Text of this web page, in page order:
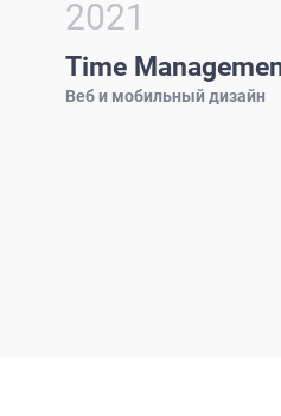
2021
Time
Веб и мобильный дизайн